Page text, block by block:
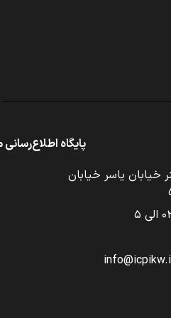
پایگاه
خیابان یاسر خیابان